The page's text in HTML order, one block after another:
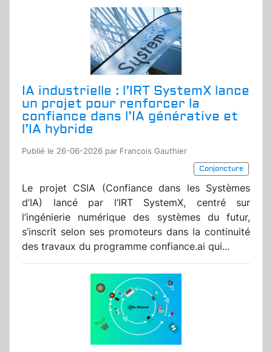
IA industrielle : l’IRT SystemX lance
un projet pour renforcer la
confiance dans l’IA générative et
l’IA hybride
Publié le 26-06-2026 par Francois Gauthier
Conjoncture
Le projet CSIA (Confiance dans les Systèmes
d’IA) lancé par l’IRT SystemX, centré sur
l’ingénierie numérique des systèmes du futur,
s’inscrit selon ses promoteurs dans la continuité
des travaux du programme confiance.ai qui...